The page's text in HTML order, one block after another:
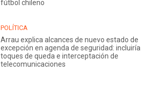
fútbol chileno
POLÍTICA
Arrau explica alcances de nuevo estado de
excepción en agenda de seguridad: incluiría
toques de queda e interceptación de
telecomunicaciones